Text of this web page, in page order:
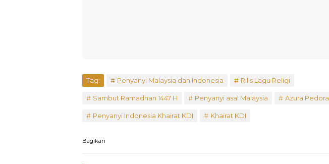
Tag: Penyanyi Malaysia dan Indonesia Rilis Lagu Religi
Sambut Ramadhan 1447 H Penyanyi asal Malaysia Azura Pedora
Penyanyi Indonesia Khairat KDI Khairat KDI
Bagikan